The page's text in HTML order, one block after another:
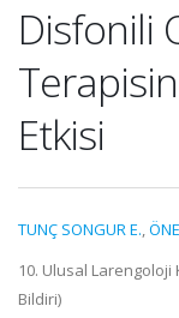
Disfonili
Etkisi
TUNÇ SONGUR E.,
10. Ulusal Larengoloji
Bildiri)